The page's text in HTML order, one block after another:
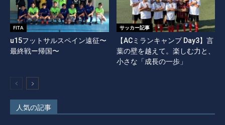
FITA
u15フットサルスペイン遠征〜
最終戦ー帰国〜
サッカー記事
【ACミランキャンプ Day3】言
葉の壁を越えて。楽しむ力と、
小さな「成長の一歩」
人気の記事